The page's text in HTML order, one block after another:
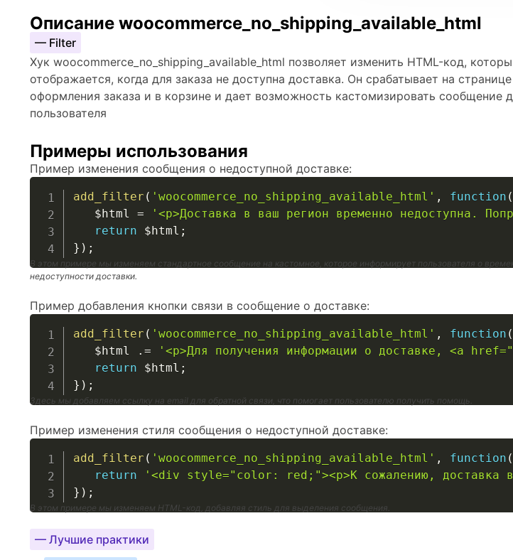
Описание woocommerce_no_shipping_available_html
— Filter
Хук woocommerce_no_shipping_available_html позволяет изменить HTML-код,
отображается, когда для заказа не доступна доставка. Он срабатывает на странице
оформления заказа и в корзине и дает возможность кастомизировать сообщение
пользователя
Примеры использования
Пример изменения сообщения о недоступной доставке:
add_filter ( 'woocommerce_no_shipping_available_html' , function (
$html
=
'<p>Доставка в ваш регион временно недоступна.
return
$html ;
} ) ;
В этом примере мы изменяем стандартное сообщение на кастомное, которое информирует пользователя о
недоступности доставки.
Пример добавления кнопки связи в сообщение о доставке:
add_filter ( 'woocommerce_no_shipping_available_html' , function (
$html
.= '<p>Для получения информации о доставке, <a
return
$html ;
} ) ;
Здесь мы добавляем ссылку на email для обратной связи, что помогает пользователю получить помощь.
Пример изменения стиля сообщения о недоступной доставке:
add_filter ( 'woocommerce_no_shipping_available_html' , function (
return
'<div style="color: red;"><p>К сожалению, доставка в
} ) ;
В этом примере мы изменяем HTML-код, добавляя стиль для выделения сообщения.
— Лучшие практики